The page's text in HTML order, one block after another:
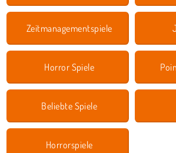
Zeitmanagementspiele
Horror Spiele
Beliebte Spiele
Horrorspiele